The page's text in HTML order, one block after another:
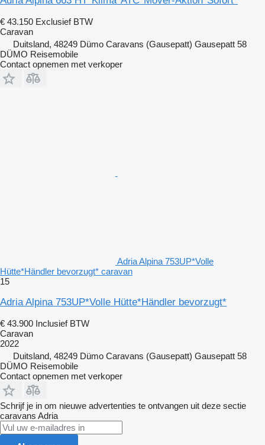
€ 43.150 Exclusief BTW
Caravan
Duitsland, 48249 Dümo Caravans (Gausepatt) Gausepatt 58
DÜMO Reisemobile
Contact opnemen met verkoper
Adria Alpina 753UP*Volle
Hütte*Händler bevorzugt* caravan
15
Adria Alpina 753UP*Volle Hütte*Händler bevorzugt*
€ 43.900 Inclusief BTW
Caravan
2022
Duitsland, 48249 Dümo Caravans (Gausepatt) Gausepatt 58
DÜMO Reisemobile
Contact opnemen met verkoper
Schrijf je in om nieuwe advertenties te ontvangen uit deze sectie
caravans Adria